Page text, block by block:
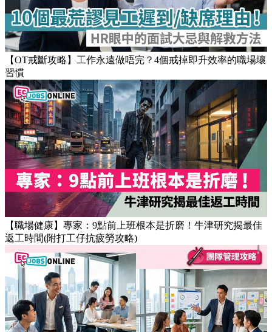
Popular Articles
【OT戒斷攻略】工作永遠做唔完？4個戒掉即升效率的職場壞
習慣